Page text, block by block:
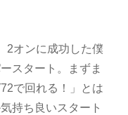
2オンに成功した僕
スタート。まずま
で回れる！」とは
持ち良いスタート